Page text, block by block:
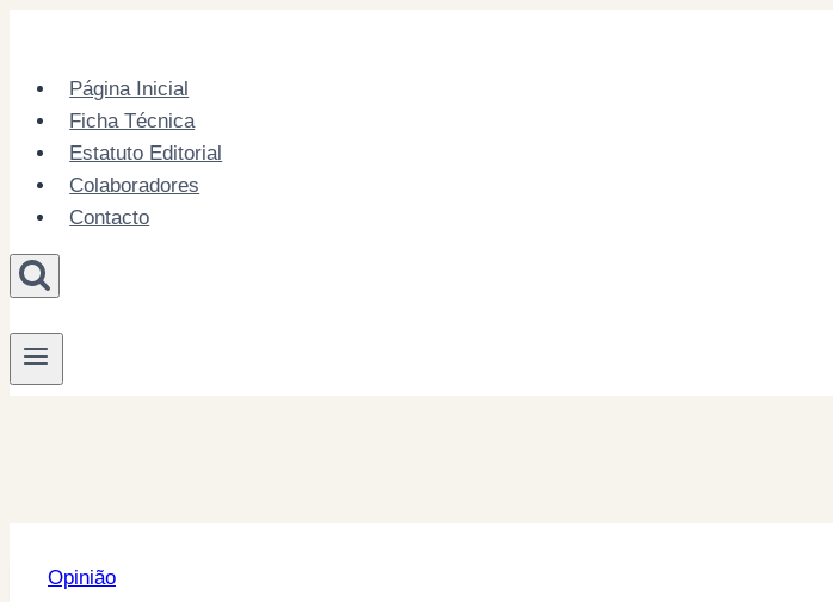
contentPágina Inicial
Ficha Técnica
Estatuto Editorial
Colaboradores
Contacto
Opinião